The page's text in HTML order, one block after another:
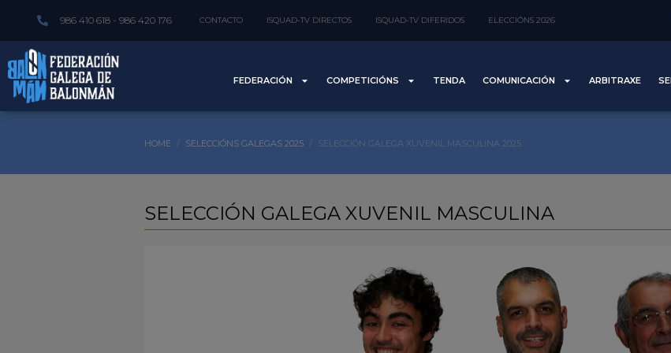
986 410 618 - 986 420 176 CONTACTO ISQUAD-TV DIRECTOS ISQUAD-TV DIFERIDOS ELECCIÓNS 2026
FEDERACIÓN COMPETICIÓNS TENDA COMUNICACIÓN ARBITRAXE
HOME SELECCIÓNS GALEGAS 2025 SELECCIÓN GALEGA XUVENIL MASCULINA 2025
SELECCIÓN GALEGA XUVENIL MASCULINA